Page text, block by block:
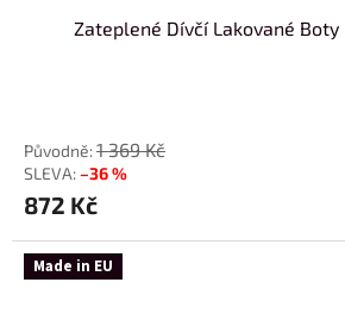
Zateplené Dívčí Lakované Boty
1 369 Kč
–36 %
872 Kč
Made in EU